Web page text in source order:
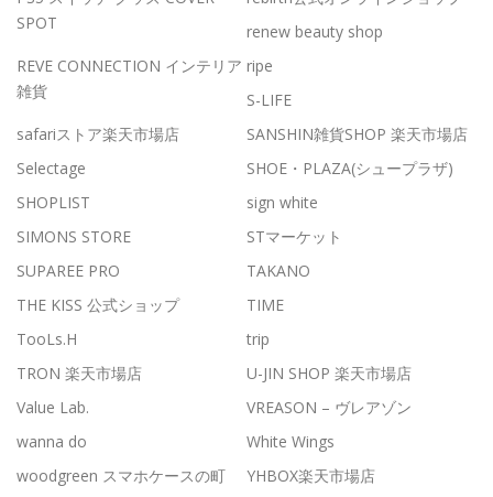
SPOT
renew beauty shop
REVE CONNECTION インテリア
雑貨
ripe
S-LIFE
safariストア楽天市場店
SANSHIN雑貨SHOP 楽天市場店
Selectage
SHOE・PLAZA(シュープラザ)
SHOPLIST
sign white
SIMONS STORE
STマーケット
SUPAREE PRO
TAKANO
THE KISS 公式ショップ
TIME
TooLs.H
trip
TRON 楽天市場店
U-JIN SHOP 楽天市場店
Value Lab.
VREASON – ヴレアゾン
wanna do
White Wings
woodgreen スマホケースの町
YHBOX楽天市場店